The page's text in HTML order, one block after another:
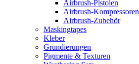
Airbrush-Pistolen
Airbrush-Kompressoren
Airbrush-Zubehör
Maskingtapes
Kleber
Grundierungen
Pigmente & Texturen